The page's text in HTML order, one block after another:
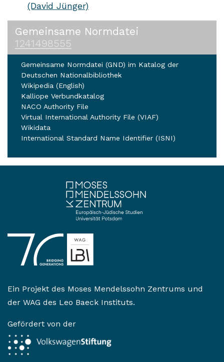
(David Jünger)
Gemeinsame Normdatei
1241498555
Gemeinsame Normdatei (GND) im Katalog der
Deutschen Nationalbibliothek
Wikipedia (English)
Kalliope Verbundkatalog
NACO Authority File
Virtual International Authority File (VIAF)
Wikidata
International Standard Name Identifier (ISNI)
Ein Projekt des Moses Mendelssohn Zentrums und
der WAG des Leo Baeck Instituts.
Gefördert von der